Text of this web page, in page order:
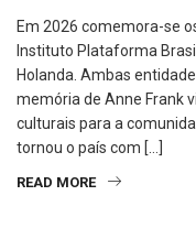
Em 2026 comemora-se
Instituto Plataforma
Holanda. Ambas
memória de Anne Frank
culturais para a
tornou o país com […]
READ MORE